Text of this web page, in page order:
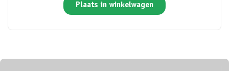
Plaats in winkelwagen